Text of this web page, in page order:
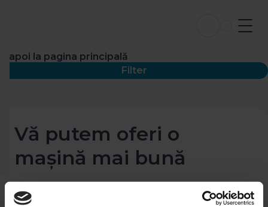
Înapoi la pagina principală
Filter
Vă putem oferi o
mașină mai bună